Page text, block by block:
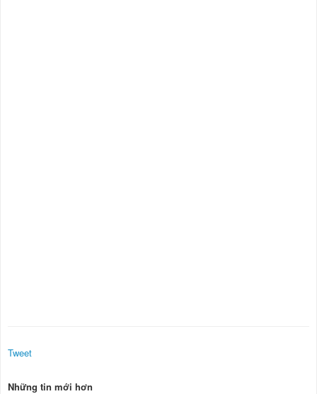
Tweet
Những tin mới hơn